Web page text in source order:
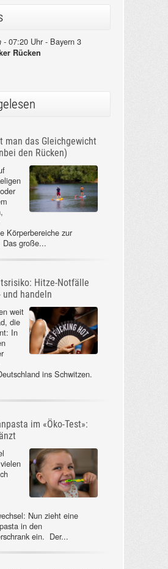
-07:20 Uhr - Bayern 3
Rücken
man das Gleichgewicht
den Rücken)
Körperbereiche zur
Das große...
Hitze-Notfälle
und handeln
weit
die
In
ins Schwitzen.
im «Öko-Test»:
Nun zieht eine
in den
ein. Der...